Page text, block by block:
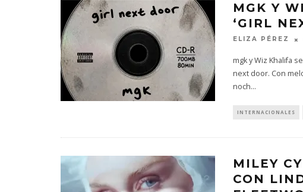
MGK Y
‘GIRL
ELIZA PÉREZ
mgk y Wiz Khalifa
next door. Con
noch...
INTERNACIONALES
MILEY
CON